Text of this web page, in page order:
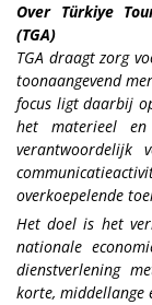
Over Türkiye
(TGA)
TGA draagt zorg
toonaangevend
focus ligt daarbij
het materieel
verantwoordelijk
overkoepelende
Het doel is het
nationale
dienstverlening
korte, middellange